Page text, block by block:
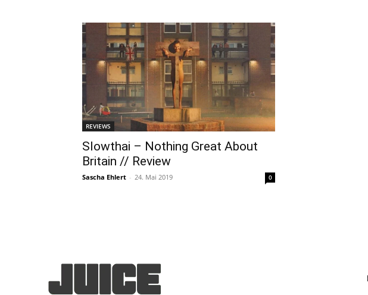
REVIEWS
Slowthai – Nothing Great About
Britain // Review
Sascha Ehlert - 24. Mai 2019 0